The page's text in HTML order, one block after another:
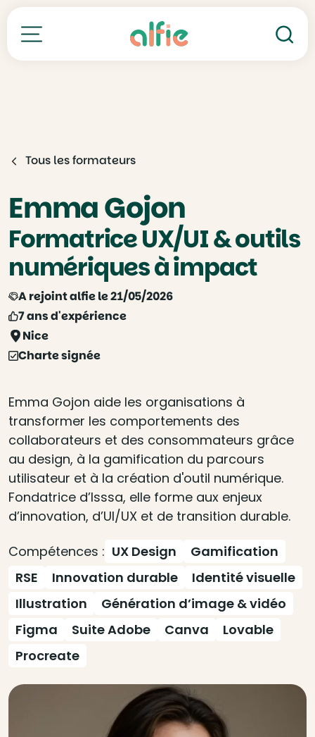
Toutes nos formations
Tous les formateurs
Emma Gojon
Formatrice UX/UI & outils
numériques à impact
A rejoint alfie le 21/05/2026
7 ans d'expérience
Nice
Charte signée
Emma Gojon aide les organisations à
transformer les comportements des
collaborateurs et des consommateurs grâce
au design, à la gamification du parcours
utilisateur et à la création d'outil numérique.
Fondatrice d’Isssa, elle forme aux enjeux
d’innovation, d’UI/UX et de transition durable.
Compétences : UX Design
Gamification
RSE
Innovation durable
Identité visuelle
Illustration
Génération d’image & vidéo
Figma
Suite Adobe Canva
Lovable
Procreate